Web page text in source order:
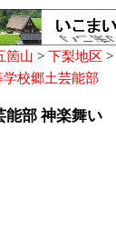
箇山 > 下梨地区 >
学校郷土芸能部
能部 神楽舞い